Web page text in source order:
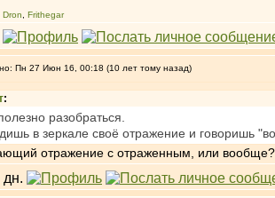
Dron Frithegar
Пн 27 Июн 16, 00:18 (10 лет тому назад)
:
разобраться.
в зеркале своё отражение и говоришь
отражение с отраженным, или вообще?